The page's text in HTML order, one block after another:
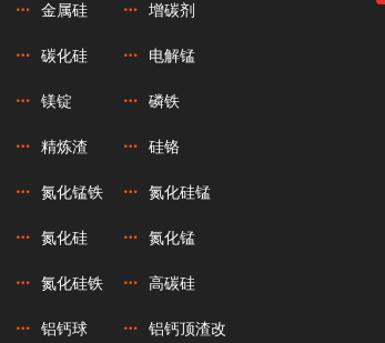
金属硅 增碳剂
碳化硅 电解锰
镁锭 磷铁
精炼渣 硅铬
氮化锰铁 氮化硅锰
氮化硅 氮化锰
氮化硅铁 高碳硅
铝钙球 铝钙顶渣改